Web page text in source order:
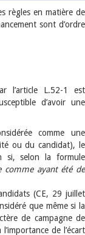
règles en matière de
sont d’ordre
l’article L.52-1 est
d’avoir une
comme une
ou du candidat), le
si, selon la formule
comme ayant été de
(CE, 29 juillet
que même si la
de campagne de
de l’écart